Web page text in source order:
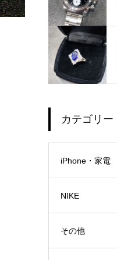
カテゴリー
iPhone・家電
NIKE
その他